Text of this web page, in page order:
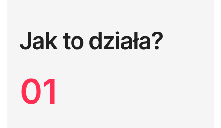
Jak to działa?
01